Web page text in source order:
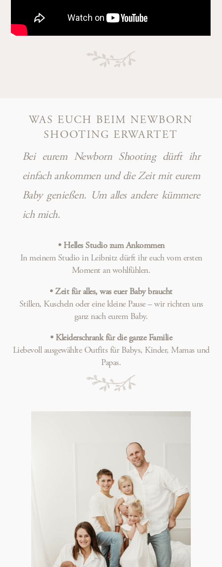
WAS EUCH BEIM NEWBORN
SHOOTING ERWARTET
Bei eurem Newborn Shooting dürft ihr
einfach ankommen und die Zeit mit eurem
Baby genießen. Um alles andere kümmere
ich mich.
• Helles Studio zum Ankommen
In meinem Studio in Leibnitz dürft ihr euch vom ersten
Moment an wohlfühlen.
•Zeit für alles, was euer Baby braucht
Stillen, Kuscheln oder eine kleine Pause – wir richten uns
ganz nach eurem Baby.
• Kleiderschrank für die ganze Familie
Liebevoll ausgewählte Outfits für Babys, Kinder, Mamas und
Papas.